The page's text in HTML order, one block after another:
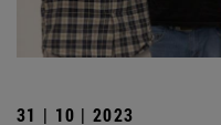
31 | 10 | 2023